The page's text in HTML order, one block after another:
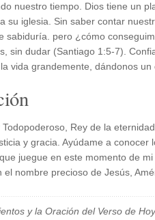
nuestro tiempo. Dios tiene un
su iglesia. Sin saber contar
sabiduría. pero ¿cómo
sin dudar (Santiago 1:5-7).
vida grandemente, dándonos un
Todopoderoso, Rey de la
y gracia. Ayúdame a conocer
juegue en este momento de
el nombre precioso de Jesús,
y la Oración del Verso de